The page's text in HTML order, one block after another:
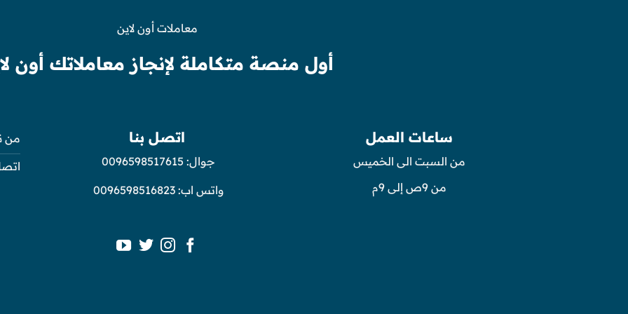
معاملات أون لاين
أول منصة متكاملة لإنجاز معاملاتك أون
ساعات العمل
من السبت الى الخميس
من 9ص إلى 9م
اتصل بنا
جوال: 0096598517615
واتس اب:0096598516823
من